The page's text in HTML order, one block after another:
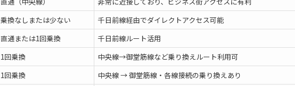
乗換なしまたは少ない
千日前線経由でダイレクトアクセス可能
直通または1回乗換
千日前線ルート活用
1回乗換
中央線→御堂筋線など乗り換えルート利用可
1回乗換
中央線 → 御堂筋線・各線接続の乗り換えあり